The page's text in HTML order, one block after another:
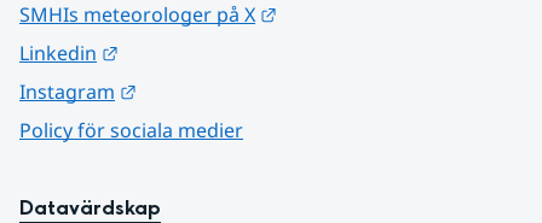
SMHIs meteorologer på X
Linkedin
Instagram
Policy för sociala medier
Datavärdskap